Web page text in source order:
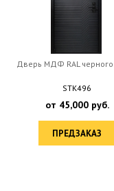
Дверь МДФ RAL черного
STK496
от 45,000руб.
ПРЕДЗАКАЗ